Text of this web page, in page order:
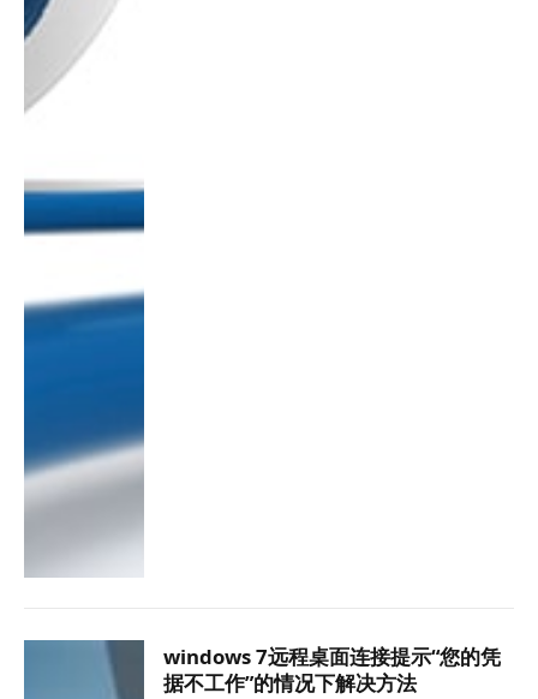
windows 7远程桌面连接提示“您的凭
据不工作”的情况下解决方法